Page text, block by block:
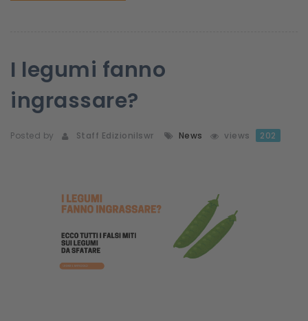
I legumi fanno
ingrassare?
Posted by Staff Edizionilswr News views 202